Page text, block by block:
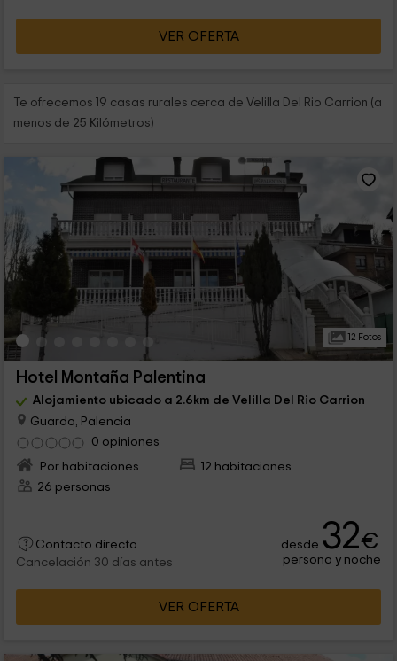
VER OFERTA
Te ofrecemos 19 casas rurales cerca de Velilla Del Rio Carrion (a
menos de 25 Kilómetros)
12 Fotos
Hotel Montaña Palentina
Alojamiento ubicado a 2.6km de Velilla Del Rio Carrion
Guardo, Palencia
0 opiniones
Por habitaciones
12 habitaciones
26 personas
Contacto directo
Cancelación 30 días antes
desde 32€
persona y noche
VER OFERTA